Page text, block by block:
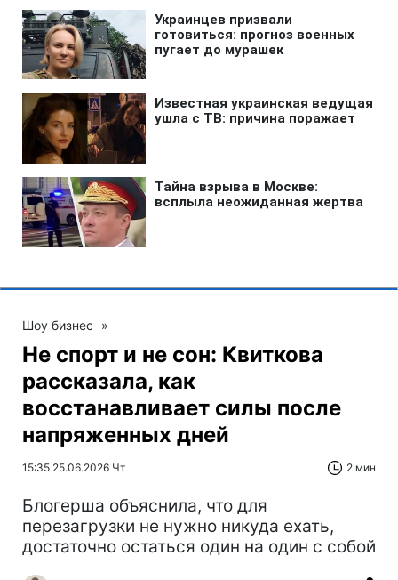
Шоу бизнес »
Не спорт и не сон: Квиткова
рассказала, как
восстанавливает силы после
напряженных дней
15:35 25.06.2026 Чт 2 мин
Блогерша объяснила, что для
перезагрузки не нужно никуда ехать,
достаточно остаться один на один с собой